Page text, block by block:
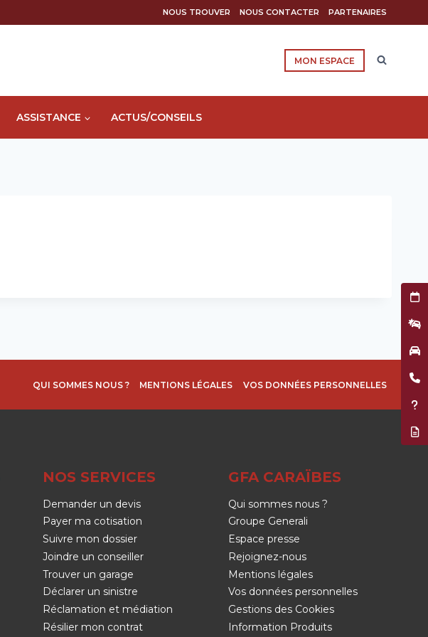
Être
NOUS TROUVER NOUS CONTACTER PARTENAIRES
MON ESPACE
ASSISTANCE ACTUS/CONSEILS
QUI SOMMES NOUS ? MENTIONS LÉGALES VOS DONNÉES PERSONNELLES
NOS SERVICES
Demander un devis
Payer ma cotisation
Suivre mon dossier
Joindre un conseiller
Trouver un garage
Déclarer un sinistre
Réclamation et médiation
Résilier mon contrat
GFA CARAÏBES
Qui sommes nous ?
Groupe Generali
Espace presse
Rejoignez-nous
Mentions légales
Vos données personnelles
Gestions des Cookies
Information Produits